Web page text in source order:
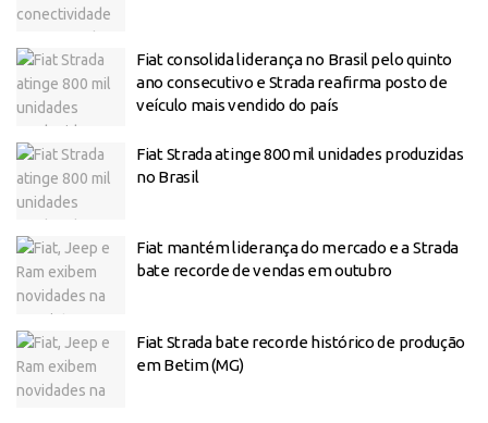
Fiat consolida liderança no Brasil pelo quinto
ano consecutivo e Strada reafirma posto de
veículo mais vendido do país
Fiat Strada atinge 800 mil unidades produzidas
no Brasil
Fiat mantém liderança do mercado e a Strada
bate recorde de vendas em outubro
Fiat Strada bate recorde histórico de produção
em Betim (MG)